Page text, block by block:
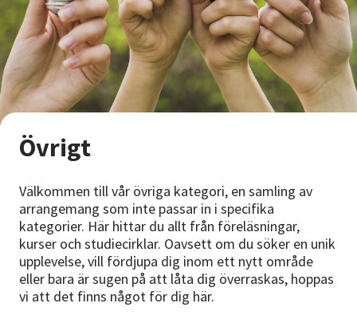
Nyheter
Avdelningar
Lyssna
Övrigt
Välkommen till vår övriga kategori, en samling av
arrangemang som inte passar in i specifika
kategorier. Här hittar du allt från föreläsningar,
kurser och studiecirklar. Oavsett om du söker en unik
upplevelse, vill fördjupa dig inom ett nytt område
eller bara är sugen på att låta dig överraskas, hoppas
vi att det finns något för dig här.